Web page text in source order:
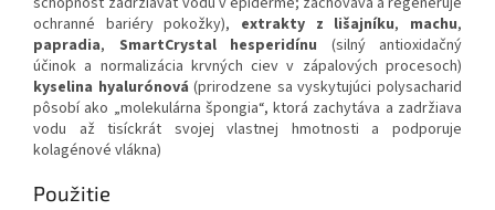
ochranné bariéry pokožky), extrakty z lišajníku, machu,
papradia, SmartCrystal hesperidínu (silný antioxidačný
účinok a normalizácia krvných ciev v zápalových procesoch)
kyselina hyalurónová (prirodzene sa vyskytujúci polysacharid
pôsobí ako „molekulárna špongia“, ktorá zachytáva a zadržiava
vodu až tisíckrát svojej vlastnej hmotnosti a podporuje
kolagénové vlákna)
Použitie